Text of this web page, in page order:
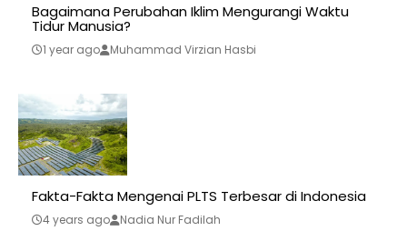
Bagaimana Perubahan Iklim Mengurangi Waktu
Tidur Manusia?
1 year ago Muhammad Virzian Hasbi
Fakta-Fakta Mengenai PLTS Terbesar di Indonesia
4 years ago Nadia Nur Fadilah